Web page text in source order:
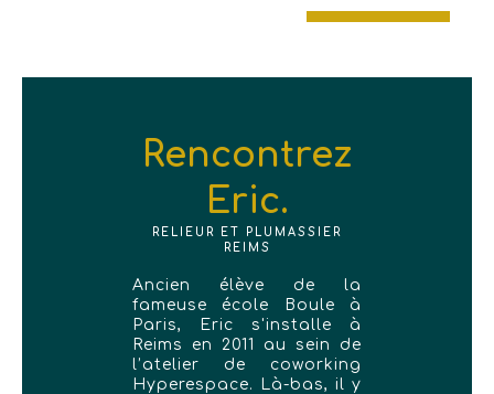
Rencontrez
Eric.
RELIEUR ET PLUMASSIER
REIMS
Ancien élève de la
fameuse école Boule à
Paris, Eric s'installe à
Reims en 2011 au sein de
l’atelier de coworking
Hyperespace. Là-bas, il y